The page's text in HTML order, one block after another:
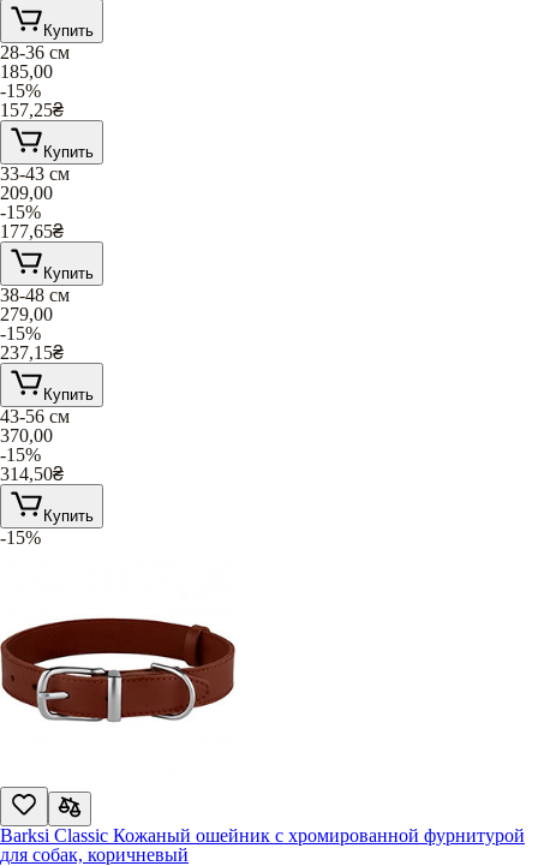
Купить
28-36 см
185,00
-15%
157,25₴
Купить
33-43 см
209,00
-15%
177,65₴
Купить
38-48 см
279,00
-15%
237,15₴
Купить
43-56 см
370,00
-15%
314,50₴
Купить
-15%
Barksi Classic Кожаный ошейник с хромированной фурнитурой
для собак, коричневый